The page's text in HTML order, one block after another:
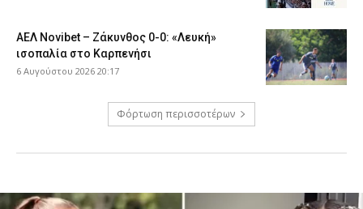
ΑΕΛ Novibet – Ζάκυνθος 0-0: «Λευκή»
ισοπαλία στο Καρπενήσι
6 Αυγούστου 2026 20:17
Φόρτωση περισσοτέρων